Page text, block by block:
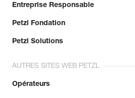
Entreprise Responsable
Petzl Fondation
Petzl Solutions
AUTRES SITES WEB PETZL
Opérateurs